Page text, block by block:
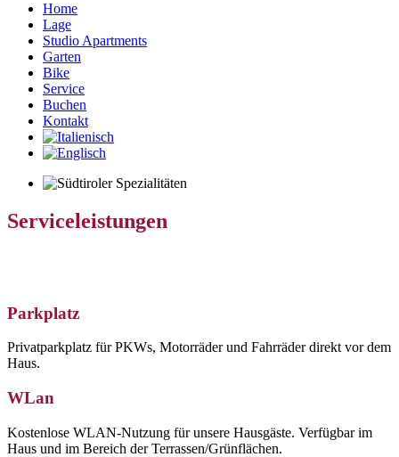
Home
Lage
Studio Apartments
Garten
Bike
Service
Buchen
Kontakt
Serviceleistungen
Parkplatz
Privatparkplatz für PKWs, Motorräder und Fahrräder direkt vor dem
Haus.
WLan
Kostenlose WLAN-Nutzung für unsere Hausgäste. Verfügbar im
Haus und im Bereich der Terrassen/Grünflächen.